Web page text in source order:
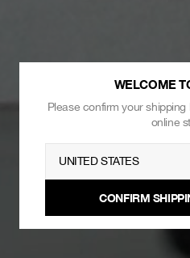
WELCOME
Please confirm your
online
UNITED STATES
CONFIRM